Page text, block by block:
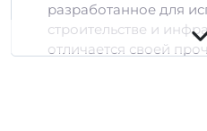
разработанное для
строительстве и
отличается своей